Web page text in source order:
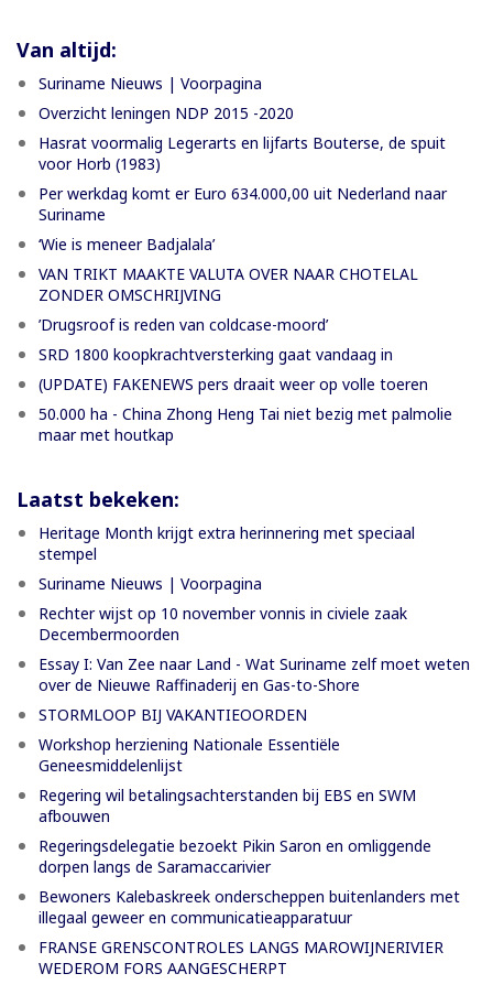
Van altijd:
Suriname Nieuws | Voorpagina
Overzicht leningen NDP 2015 -2020
Hasrat voormalig Legerarts en lijfarts Bouterse, de spuit
voor Horb (1983)
Per werkdag komt er Euro 634.000,00 uit Nederland naar
Suriname
‘Wie is meneer Badjalala’
VAN TRIKT MAAKTE VALUTA OVER NAAR CHOTELAL
ZONDER OMSCHRIJVING
’Drugsroof is reden van coldcase-moord’
SRD 1800 koopkrachtversterking gaat vandaag in
(UPDATE) FAKENEWS pers draait weer op volle toeren
50.000 ha - China Zhong Heng Tai niet bezig met palmolie
maar met houtkap
Laatst bekeken:
Heritage Month krijgt extra herinnering met speciaal
stempel
Suriname Nieuws | Voorpagina
Rechter wijst op 10 november vonnis in civiele zaak
Decembermoorden
Essay I: Van Zee naar Land - Wat Suriname zelf moet weten
over de Nieuwe Raffinaderij en Gas-to-Shore
STORMLOOP BIJ VAKANTIEOORDEN
Workshop herziening Nationale Essentiële
Geneesmiddelenlijst
Regering wil betalingsachterstanden bij EBS en SWM
afbouwen
Regeringsdelegatie bezoekt Pikin Saron en omliggende
dorpen langs de Saramaccarivier
Bewoners Kalebaskreek onderscheppen buitenlanders met
illegaal geweer en communicatieapparatuur
FRANSE GRENSCONTROLES LANGS MAROWIJNERIVIER
WEDEROM FORS AANGESCHERPT